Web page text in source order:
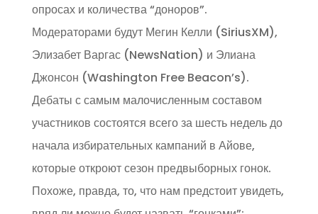
опросах и количества “доноров”.
Модераторами будут Мегин Келли (SiriusXM),
Элизабет Варгас (NewsNation) и Элиана
Джонсон (Washington Free Beacon’s).
Дебаты с самым малочисленным составом
участников состоятся всего за шесть недель до
начала избирательных кампаний в Айове,
которые откроют сезон предвыборных гонок.
Похоже, правда, то, что нам предстоит увидеть,